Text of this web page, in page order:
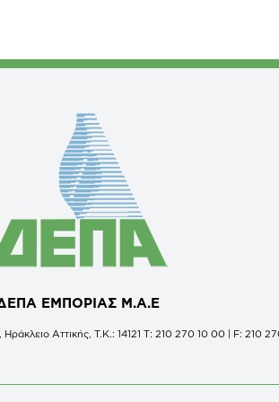
ΕΜΠΟΡΙΑΣ Μ.Α.Ε
Αττικής, Τ.Κ.: 14121 Τ: 210 270 10 00 | F: 210